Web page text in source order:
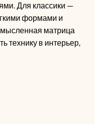
Для классики —
формами и
матрица
технику в интерьер,